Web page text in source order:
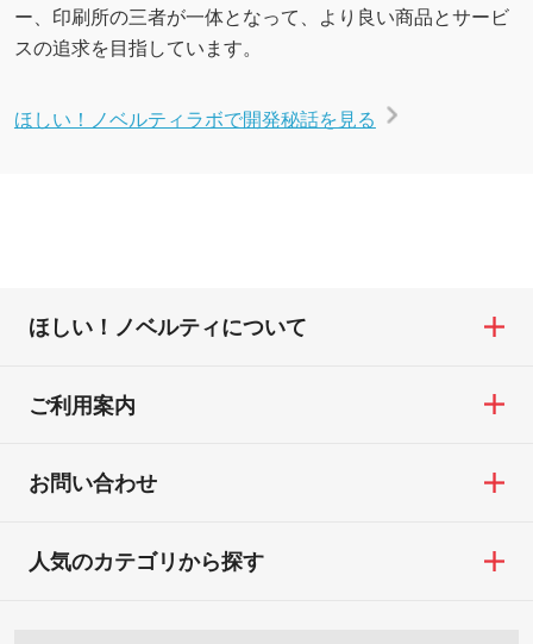
ー、印刷所の三者が一体となって、より良い商品とサービ
スの追求を目指しています。
ほしい！ノベルティラボで開発秘話を見る
ほしい！ノベルティについて
ご利用案内
お問い合わせ
人気のカテゴリから探す